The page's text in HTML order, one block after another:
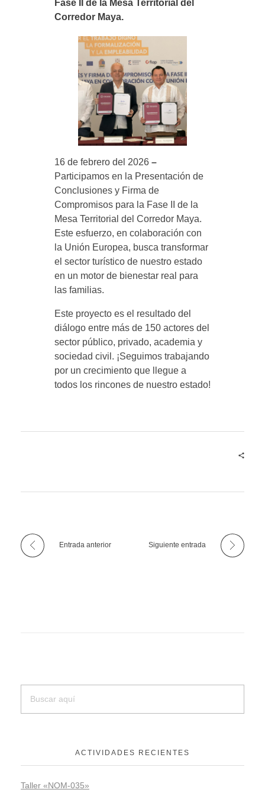
Fase II de la Mesa Territorial del
Corredor Maya.
16 de febrero del 2026 –
Participamos en la Presentación de
Conclusiones y Firma de
Compromisos para la Fase II de la
Mesa Territorial del Corredor Maya.
Este esfuerzo, en colaboración con
la Unión Europea, busca transformar
el sector turístico de nuestro estado
en un motor de bienestar real para
las familias.
Este proyecto es el resultado del
diálogo entre más de 150 actores del
sector público, privado, academia y
sociedad civil. ¡Seguimos trabajando
por un crecimiento que llegue a
todos los rincones de nuestro estado!
Entrada anterior Siguiente entrada
ACTIVIDADES RECIENTES
Taller «NOM-035»